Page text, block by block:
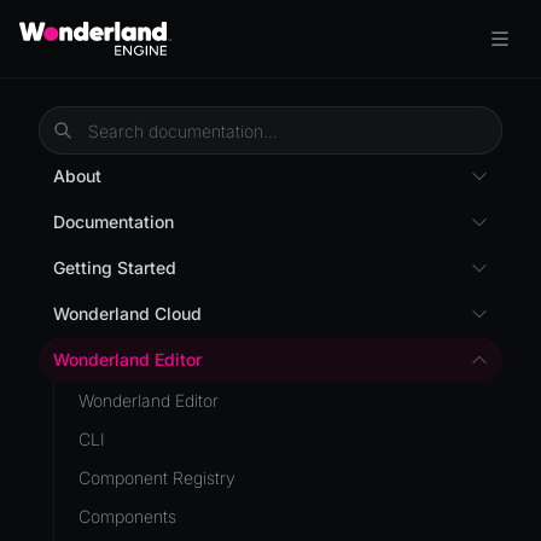
About
Overview
WebXR Development
Features
Editor
Optimizations
Roadmap
Documentation
Custom Shaders
Getting Started
Getting Started
Wonderland Cloud
Introduction
Servers
Pages
Cloud APIs
Subscriptions
Wonderland Editor
Wonderland Editor
CLI
Component Registry
Components